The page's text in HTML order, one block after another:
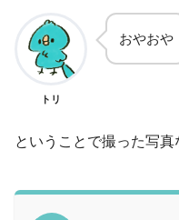
トリ
おやおや
ということで撮った写真